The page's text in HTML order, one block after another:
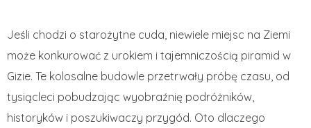
Jeśli chodzi o starożytne cuda, niewiele miejsc na Ziemi
może konkurować z urokiem i tajemniczością piramid w
Gizie. Te kolosalne budowle przetrwały próbę czasu, od
tysiącleci pobudzając wyobraźnię podróżników,
historyków i poszukiwaczy przygód. Oto dlaczego